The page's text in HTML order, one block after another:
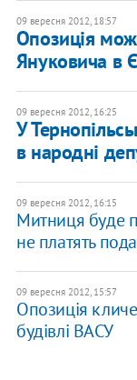
09 вересня 2012, 18:57
Опозиція
Януковича в
09 вересня 2012, 16:25
У
в народні
09 вересня 2012, 16:15
Митниця буде
не платять
09 вересня 2012, 15:57
Опозиція
будівлі ВАСУ